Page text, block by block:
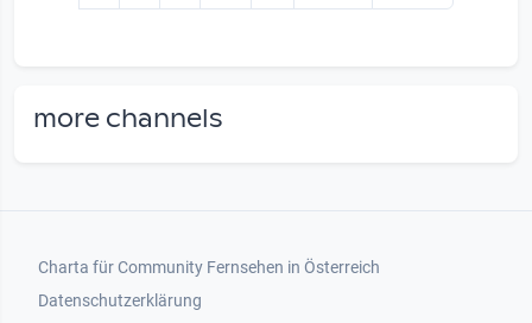
more channels
Footer 1
Charta für Community Fernsehen in Österreich
Datenschutzerklärung